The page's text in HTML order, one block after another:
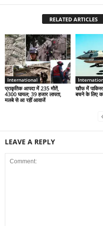
RELATED ARTICLES
International
प्राकृतिक आपदा में 235 मौतें,
4300 घायल; 39 हजार लापता,
मलबे से आ रहीं आवाजें
खौफ में
बचने के लिए
LEAVE A REPLY